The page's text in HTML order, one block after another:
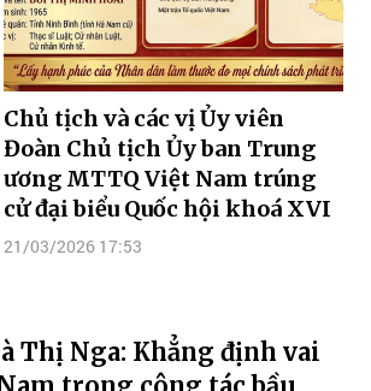
Chủ tịch và các vị Ủy viên
Đoàn Chủ tịch Ủy ban Trung
ương MTTQ Việt Nam trúng
cử đại biểu Quốc hội khoá XVI
21/03/2026 17:53
Thị Nga: Khẳng định vai